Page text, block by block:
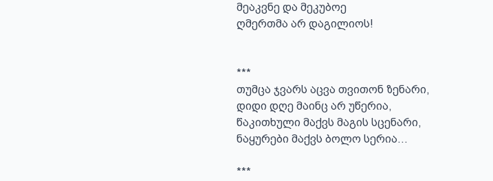
მეაკვნე და მეკუბოე
ღმერთმა არ დაგილიოს!
***
თუმცა ჯვარს აცვა თვითონ ზენარი,
დიდი დღე მაინც არ უწერია,
წაკითხული მაქვს მაგის სცენარი,
ნაყურები მაქვს ბოლო სერია...
***